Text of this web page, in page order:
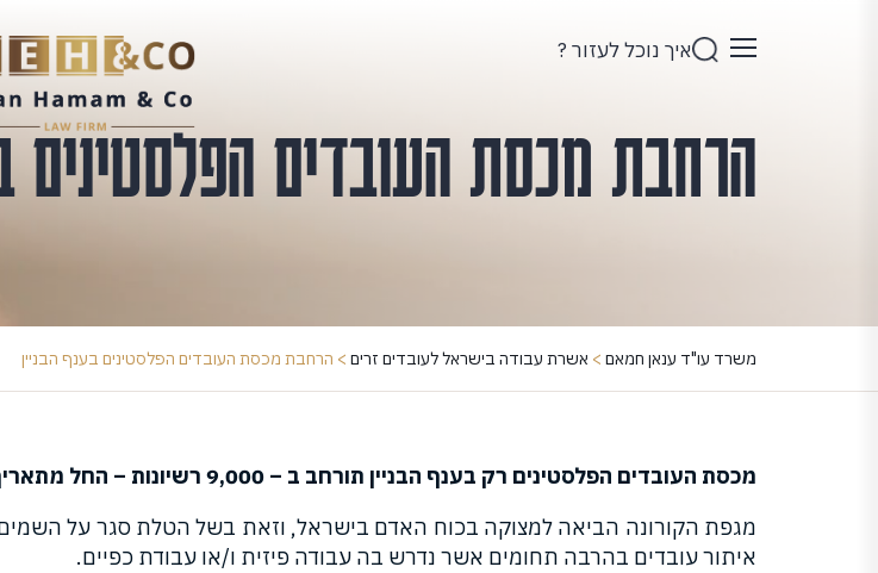
איך נוכל לעזור ?
הרחבת מכסת העובדים הפלסטינים
משרד עו"ד ענאן חמאם > אשרת עבודה בישראל לעובדים זרים > הרחבת מכסת העובדים הפלסטינים בענף הבניין
מכסת העובדים הפלסטינים רק בענף הבניין תורחב ב – 9,000 רשיונות – החל מתאריך 25.10.2021:
מגפת הקורונה הביאה למצוקה בכוח האדם בישראל, וזאת בשל הטלת סגר על השמים
איתור עובדים בהרבה תחומים אשר נדרש בה עבודה פיזית ו/או עבודת כפיים.